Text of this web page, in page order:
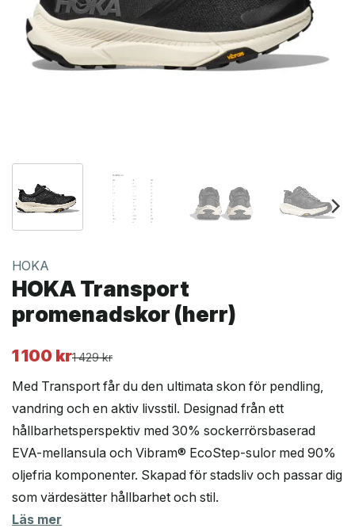
HOKA
HOKA Transport
promenadskor (herr)
1 429kr
Det
priset
var:
1
429 kr.
1 100 kr
Det
priset
är:
1
100 kr.
Med Transport får du den ultimata skon för pendling,
vandring och en aktiv livsstil. Designad från ett
hållbarhetsperspektiv med 30% sockerrörsbaserad
EVA-mellansula och Vibram® EcoStep-sulor med 90%
oljefria komponenter. Skapad för stadsliv och passar dig
som värdesätter hållbarhet och stil.
Läs mer